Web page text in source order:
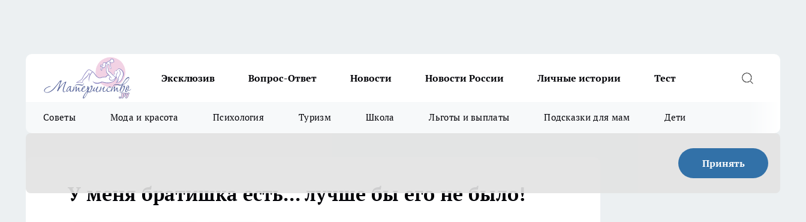
Эксклюзив Вопрос-Ответ Новости Новости России Личные истории Тест
Советы Мода и красота Психология Туризм Школа Льготы и выплаты Подсказки для мам Дети
Принять
У меня братишка есть... лучше бы его не было!